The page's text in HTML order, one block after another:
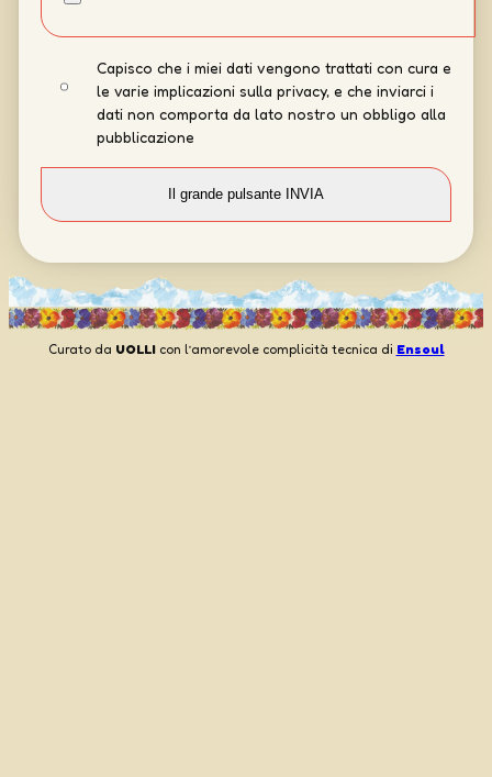
Capisco che i miei dati vengono trattati con cura e
le varie implicazioni sulla privacy, e che inviarci i
dati non comporta da lato nostro un obbligo alla
pubblicazione
Curato da UOLLIcon l’amorevole complicità tecnica di Ensoul